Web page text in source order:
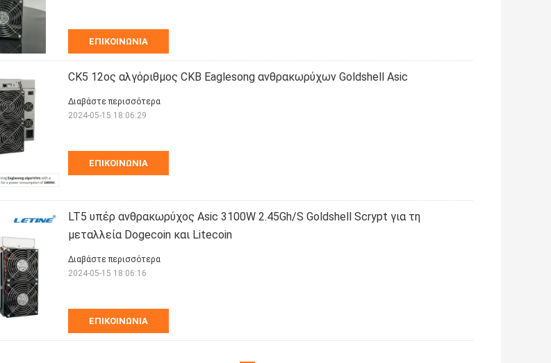
ΕΠΙΚΟΙΝΩΝΊΑ
CK5 12ος αλγόριθμος CKB Eaglesong ανθρακωρύχων Goldshell Asic
ΕΠΙΚΟΙΝΩΝΊΑ
Διαβάστε περισσότερα
2024-05-15 18:06:29
LT5 υπέρ ανθρακωρύχος Asic 3100W 2.45Gh/S Goldshell Scrypt για τη
μεταλλεία Dogecoin και Litecoin
ΕΠΙΚΟΙΝΩΝΊΑ
Διαβάστε περισσότερα
2024-05-15 18:06:16